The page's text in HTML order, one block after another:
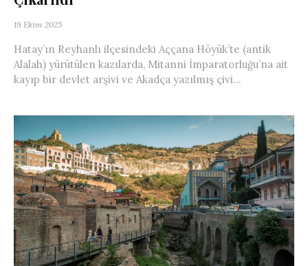
19 Ekim 2025
Hatay’ın Reyhanlı ilçesindeki Aççana Höyük’te (antik
Alalah) yürütülen kazılarda, Mitanni İmparatorluğu’na ait
kayıp bir devlet arşivi ve Akadça yazılmış çivi...